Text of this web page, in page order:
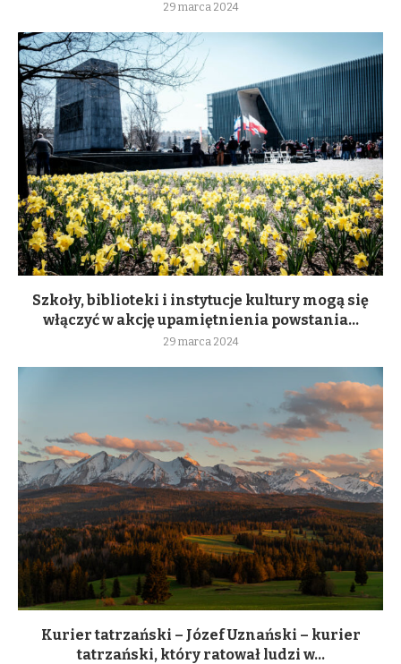
29 marca 2024
Szkoły, biblioteki i instytucje kultury mogą się
włączyć w akcję upamiętnienia powstania...
29 marca 2024
Kurier tatrzański – Józef Uznański – kurier
tatrzański, który ratował ludzi w...